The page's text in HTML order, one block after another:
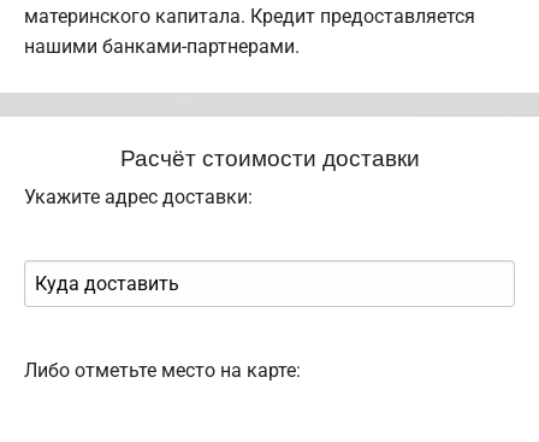
материнского капитала. Кредит предоставляется
нашими банками-партнерами.
Расчёт стоимости доставки
Укажите адрес доставки:
Либо отметьте место на карте: